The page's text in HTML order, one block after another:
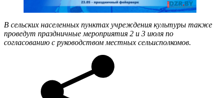
В сельских населенных пунктах учреждения культуры также
проведут праздничные мероприятия 2 и 3 июля по
согласованию с руководством местных сельисполкомов.